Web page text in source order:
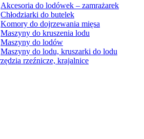
Akcesoria do lodówek – zamrażarek
Chłodziarki do butelek
Komory do dojrzewania mięsa
Maszyny do kruszenia lodu
Maszyny do lodów
Maszyny do lodu, kruszarki do lodu